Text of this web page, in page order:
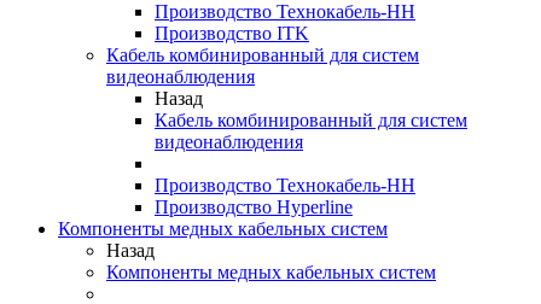
Производство Технокабель-НН
Производство ITK
Кабель комбинированный для систем
видеонаблюдения
Назад
Кабель комбинированный для систем
видеонаблюдения
Производство Технокабель-НН
Производство Hyperline
Компоненты медных кабельных систем
Назад
Компоненты медных кабельных систем